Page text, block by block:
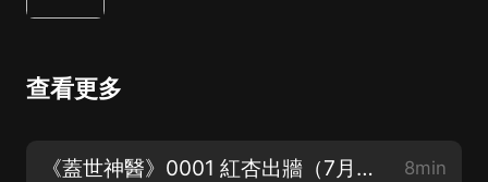
查看更多
《蓋世神醫》0001 紅杏出牆（7月1日開始月票活動詳情見評論區） 8min